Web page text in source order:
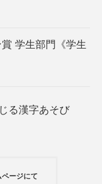
学生部門《学生
る漢字あそび
ージにて